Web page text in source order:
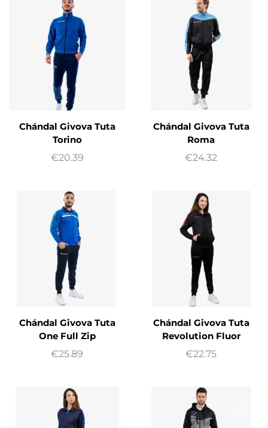
Chándal Givova Tuta
Torino
€20.39
Chándal Givova Tuta
Roma
€24.32
Chándal Givova Tuta
One Full Zip
€25.89
Chándal Givova Tuta
Revolution Fluor
€22.75